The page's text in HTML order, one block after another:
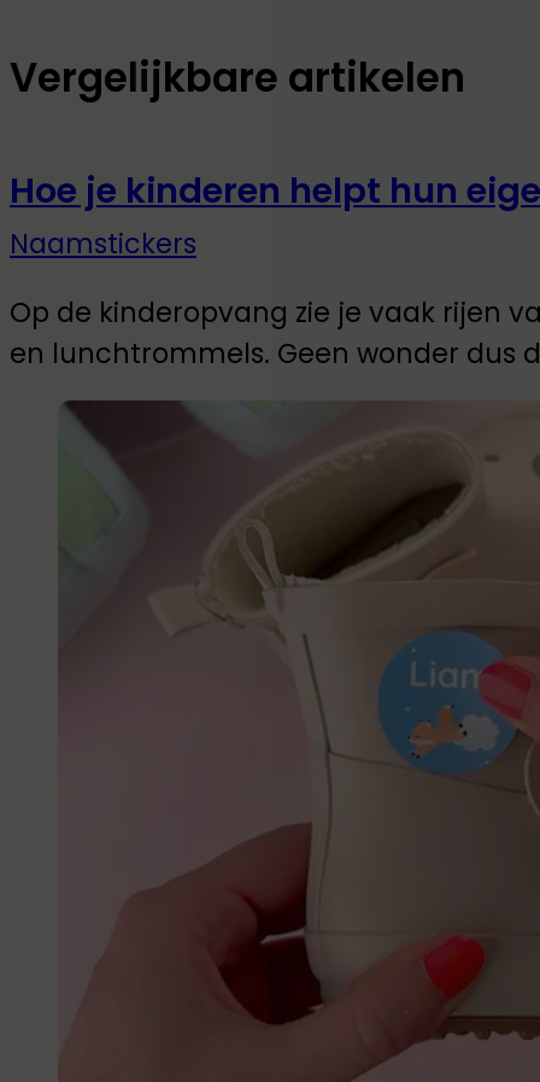
Vergelijkbare artikelen
Hoe je kinderen helpt hun
Naamstickers
Op de kinderopvang zie je vaak rijen
en lunchtrommels. Geen wonder dus